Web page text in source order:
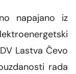
napajano iz
Lastva Čevo
rada